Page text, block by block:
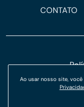
CONTATO
©
Ao usar nosso site, você